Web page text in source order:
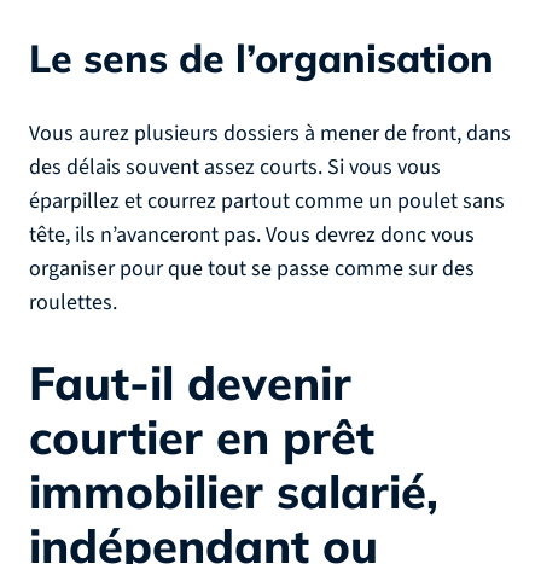
Le sens de l’organisation
Vous aurez plusieurs dossiers à mener de front, dans
des délais souvent assez courts. Si vous vous
éparpillez et courrez partout comme un poulet sans
tête, ils n’avanceront pas. Vous devrez donc vous
organiser pour que tout se passe comme sur des
roulettes.
Faut-il devenir
courtier en prêt
immobilier salarié,
indépendant ou